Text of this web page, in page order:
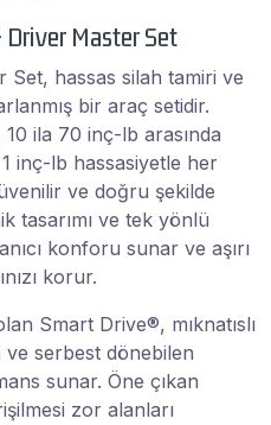
Driver Master Set
hassas silah tamiri ve
bir araç setidir.
ila 70 inç-lb arasında
inç-lb hassasiyetle her
ve doğru şekilde
tasarımı ve tek yönlü
konforu sunar ve aşırı
korur.
Smart Drive®, mıknatıslı
serbest dönebilen
sunar. Öne çıkan
zor alanları